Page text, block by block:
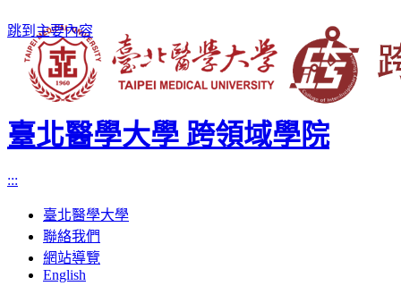
跳到主要內容
臺北醫學大學 跨領域學院
:::
臺北醫學大學
聯絡我們
網站導覽
English